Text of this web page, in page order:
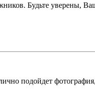
Будьте уверены,
подойдет